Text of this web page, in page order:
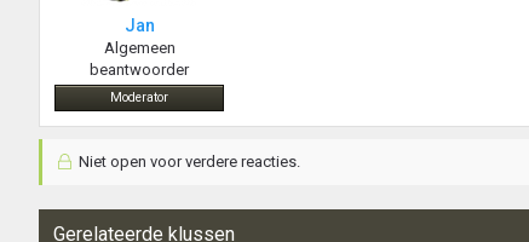
Jan
Algemeen
beantwoorder
Moderator
Niet open voor verdere reacties.
Gerelateerde klussen